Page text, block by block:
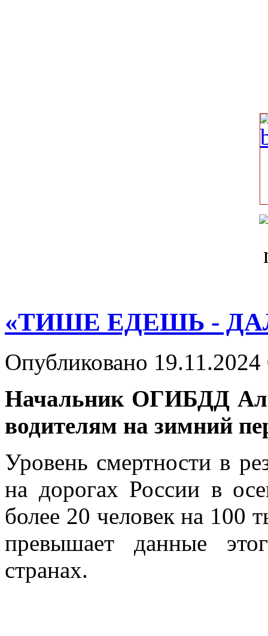
«ТИШЕ ЕДЕШЬ -
Опубликовано 19.11.2024
Начальник ОГИБДД
водителям на зимний
Уровень смертности в
на дорогах России в
более 20 человек на 100
превышает данные
странах.